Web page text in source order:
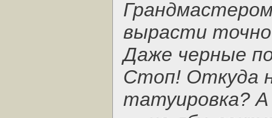
вырасти
Даже черные
Стоп! Откуда
татуировка?